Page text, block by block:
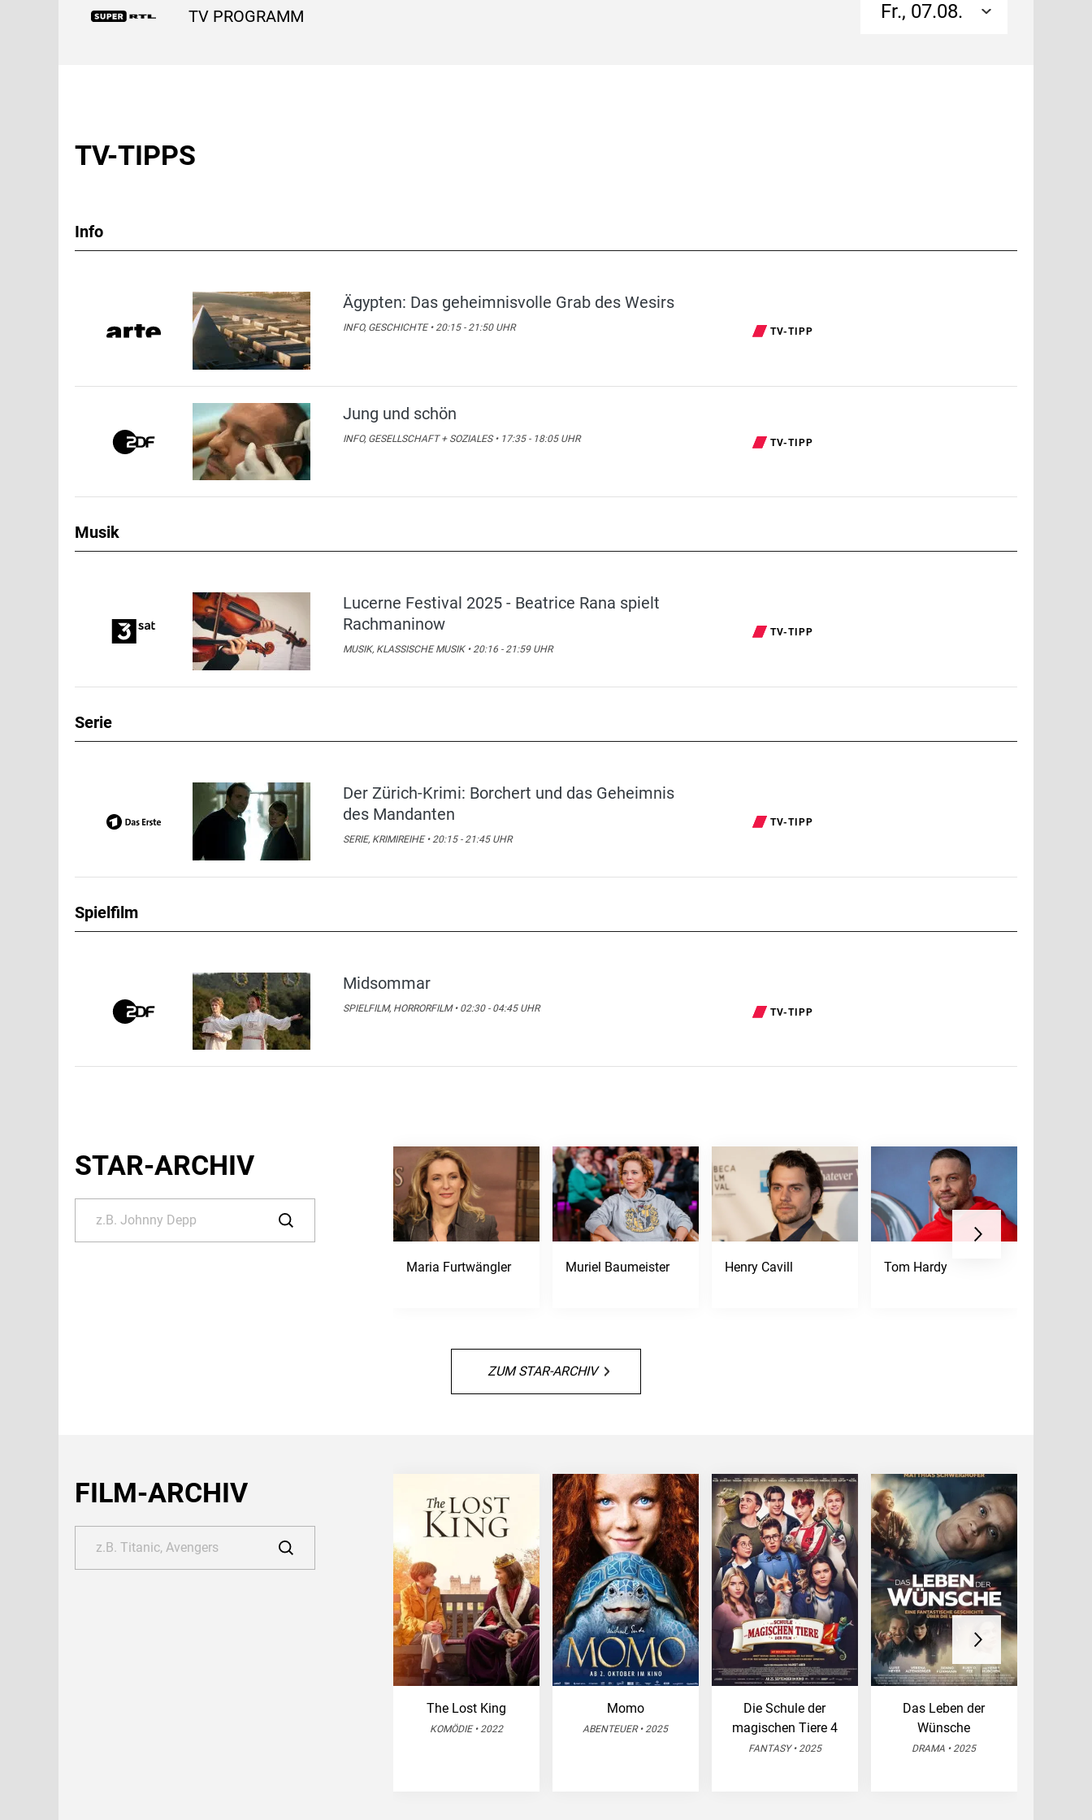
TV PROGRAMM Fr., 07.08.
TV-TIPPS
Info
Ägypten: Das geheimnisvolle Grab des Wesirs
INFO, GESCHICHTE • 20:15 - 21:50 UHR TV-TIPP
Jung und schön
INFO, GESELLSCHAFT + SOZIALES • 17:35 - 18:05 UHR TV-TIPP
Musik
Lucerne Festival 2025 - Beatrice Rana spielt
Rachmaninow
MUSIK, KLASSISCHE MUSIK • 20:16 - 21:59 UHR
TV-TIPP
Serie
Der Zürich-Krimi: Borchert und das Geheimnis
des Mandanten
SERIE, KRIMIREIHE • 20:15 - 21:45 UHR
TV-TIPP
Spielfilm
Midsommar
SPIELFILM, HORRORFILM • 02:30 - 04:45 UHR TV-TIPP
STAR-ARCHIV
Maria Furtwängler Muriel Baumeister Henry Cavill Tom Hardy
ZUM STAR-ARCHIV
FILM-ARCHIV
The Lost King
KOMÖDIE • 2022
Momo
ABENTEUER • 2025
Die Schule der
magischen Tiere 4
FANTASY • 2025
Das Leben der
Wünsche
DRAMA • 2025